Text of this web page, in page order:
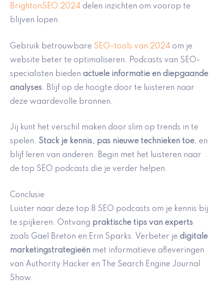
BrightonSEO 2024 delen inzichten om voorop te
blijven lopen.
Gebruik betrouwbare SEO-tools van 2024 om je
website beter te optimaliseren. Podcasts van SEO-
specialisten bieden actuele informatie en diepgaande
analyses. Blijf op de hoogte door te luisteren naar
deze waardevolle bronnen.
Jij kunt het verschil maken door slim op trends in te
spelen. Stack je kennis, pas nieuwe technieken toe, en
blijf leren van anderen. Begin met het luisteren naar
de top SEO podcasts die je verder helpen.
Conclusie
Luister naar deze top 8 SEO podcasts om je kennis bij
te spijkeren. Ontvang praktische tips van experts
zoals Gael Breton en Erin Sparks. Verbeter je digitale
marketingstrategieën met informatieve afleveringen
van Authority Hacker en The Search Engine Journal
Show.